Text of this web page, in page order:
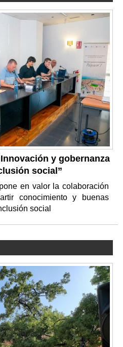
y gobernanza
social”
en valor la colaboración
conocimiento y buenas
social